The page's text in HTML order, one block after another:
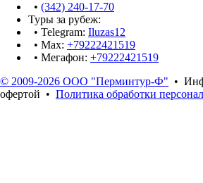
• (342) 240-17-70
Туры за рубеж:
• Telegram: Iluzas12
• Max: +79222421519
• Мегафон: +79222421519
© 2009-2026 ООО "Перминтур-Ф" •
офертой • Политика обработки